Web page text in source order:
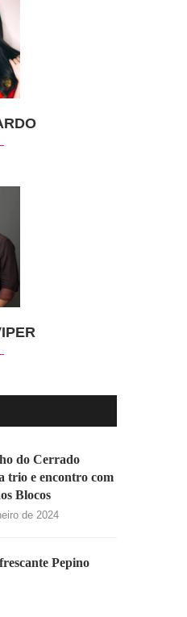
do Cerrado
trio e encontro com
Blocos
de 2024
Pepino